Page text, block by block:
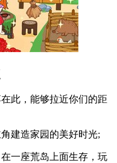
此，能够拉近你们的距
建造家园的美好时光;
一座荒岛上面生存，玩